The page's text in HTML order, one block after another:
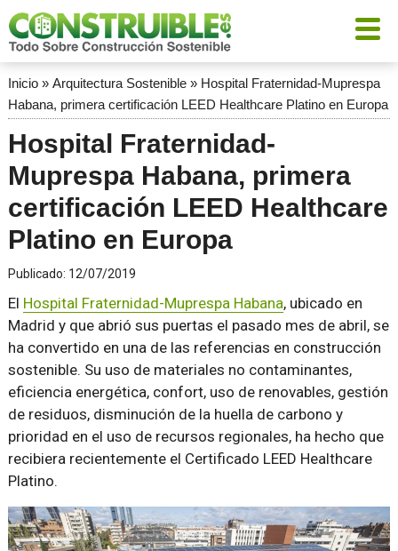
Inicio» Arquitectura Sostenible» Hospital Fraternidad-Muprespa
Habana, primera certificación LEED Healthcare Platino en Europa
Hospital Fraternidad-
Muprespa Habana, primera
certificación LEED Healthcare
Platino en Europa
Publicado: 12/07/2019
El Hospital Fraternidad-Muprespa Habana, ubicado en
Madrid y que abrió sus puertas el pasado mes de abril, se
ha convertido en una de las referencias en construcción
sostenible. Su uso de materiales no contaminantes,
eficiencia energética, confort, uso de renovables, gestión
de residuos, disminución de la huella de carbono y
prioridad en el uso de recursos regionales, ha hecho que
recibiera recientemente el Certificado LEED Healthcare
Platino.